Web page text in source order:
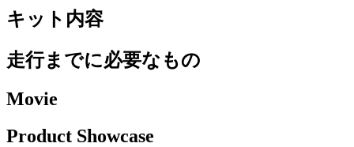
キット内容
走行までに必要なもの
Movie
Product Showcase